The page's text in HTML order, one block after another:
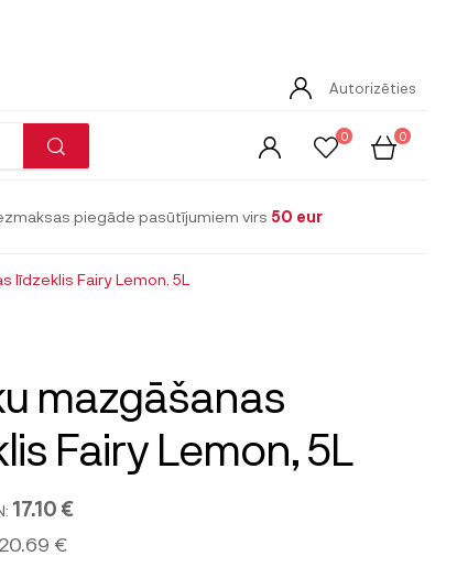
Autorizēties
0 0
piegāde pasūtījumiem virs 50 eur
līdzeklis Fairy Lemon, 5L
mazgāšanas
Fairy Lemon, 5L
17.10 €
20.69 €